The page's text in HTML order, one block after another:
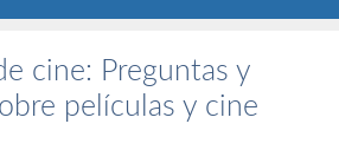
cine: Preguntas y
películas y cine